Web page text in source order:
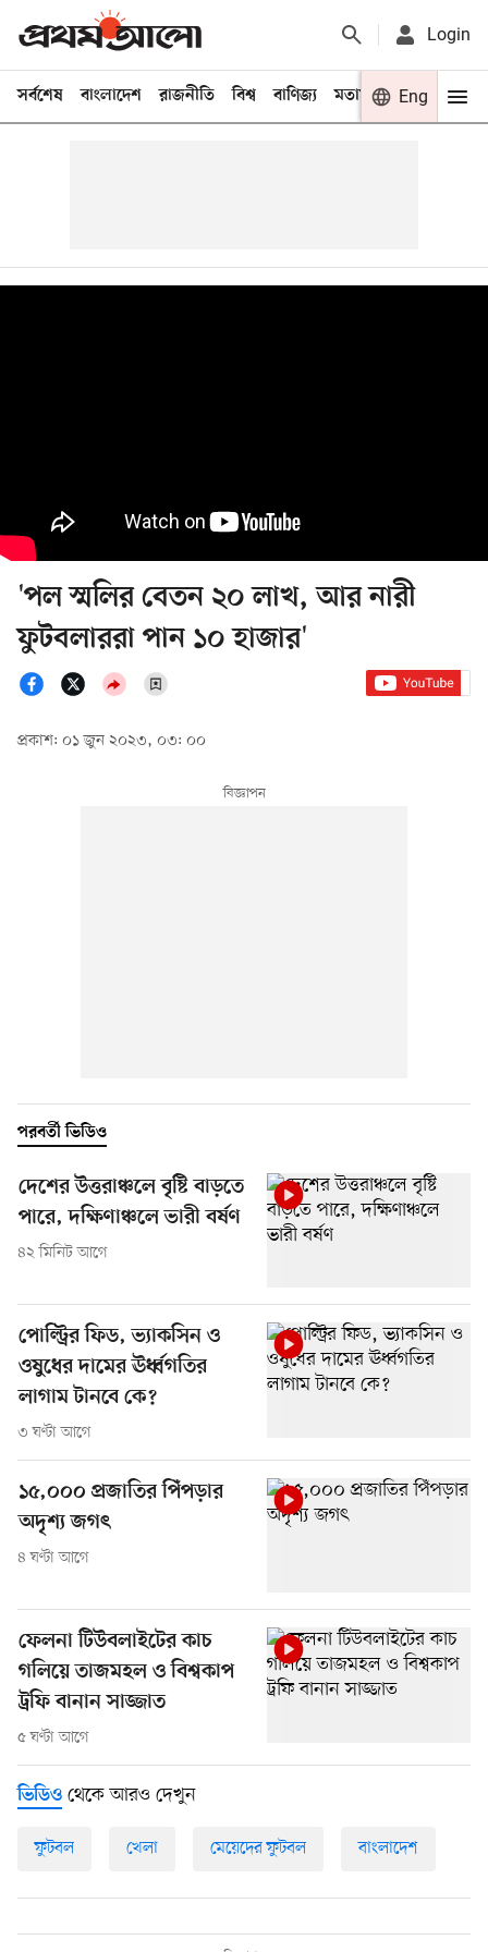
Login
সর্বশেষ বাংলাদেশ রাজনীতি বিশ্ব বাণিজ্য মতামত খেলা
Eng
'পল স্মলির বেতন ২০ লাখ, আর নারী
ফুটবলাররা পান ১০ হাজার'
প্রকাশ: ০১ জুন ২০২৩, ০৩: ০০
পরবর্তী ভিডিও
দেশের উত্তরাঞ্চলে বৃষ্টি বাড়তে
পারে, দক্ষিণাঞ্চলে ভারী বর্ষণ
৪২ মিনিট আগে
পোল্ট্রির ফিড, ভ্যাকসিন ও
ওষুধের দামের ঊর্ধ্বগতির
লাগাম টানবে কে?
৩ ঘণ্টা আগে
১৫,০০০ প্রজাতির পিঁপড়ার
অদৃশ্য জগৎ
৪ ঘণ্টা আগে
ফেলনা টিউবলাইটের কাচ
গলিয়ে তাজমহল ও বিশ্বকাপ
ট্রফি বানান সাজ্জাত
৫ ঘণ্টা আগে
ভিডিও থেকে আরও দেখুন
ফুটবল খেলা মেয়েদের ফুটবল বাংলাদেশ